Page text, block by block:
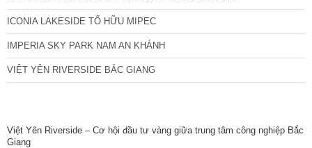
ICONIA LAKESIDE TỐ HỮU MIPEC
IMPERIA SKY PARK NAM AN KHÁNH
VIỆT YÊN RIVERSIDE BẮC GIANG
Việt Yên Riverside – Cơ hội đầu tư vàng giữa trung tâm công nghiệp Bắc
Giang